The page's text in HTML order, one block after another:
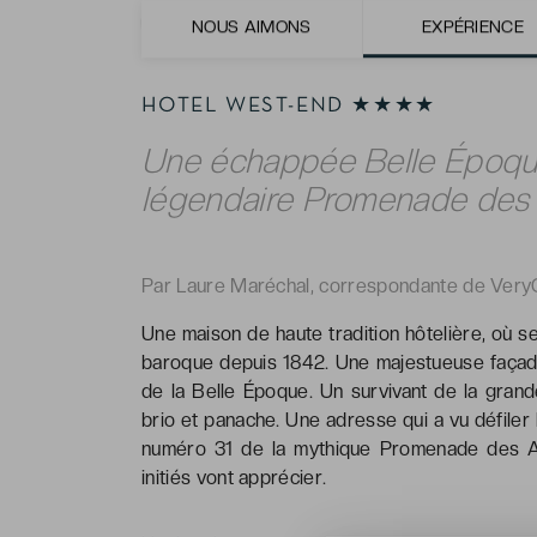
NOUS AIMONS EXPÉRIENCE
EXPÉRIENCE
HOTEL WEST-END ★★★★
Une échappée Belle
légendaire Promenade des
Par Laure Maréchal, correspondante de
Une maison de haute tradition hôtelière, où
baroque depuis 1842. Une majestueuse
de la Belle Époque. Un survivant de la
brio et panache. Une adresse qui a vu
numéro 31 de la mythique Promenade
initiés vont apprécier.